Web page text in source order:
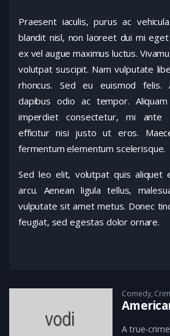
Praesent iaculis, purus ac
blandit nisl, non laoreet dui mi
ex vel augue maximus luctus.
volutpat suscipit. Nam vulputate
rhoncus. Sed eu euismod felis.
dapibus odio ac tempor.
imperdiet consectetur, mi ante
efficitur nisi justo ut eros.
fermentum elementum scelerisque.
Sed leo elit, volutpat quis aliquet
arcu. Aenean ligula tellus,
vulputate sit amet metus. Donec
feugiat, sed egestas dolor ornare.
Comedy,
A true-